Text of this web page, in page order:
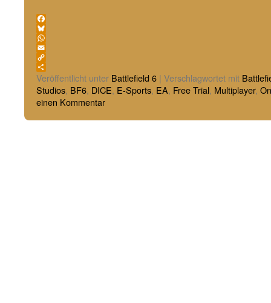
Facebook
Bluesky
WhatsApp
Email
Copy
Link
Teilen
Veröffentlicht unter Battlefield 6 | Verschlagwortet mit
Studios, BF6, DICE, E-Sports, EA, Free Trial, Multiplayer,
einen Kommentar